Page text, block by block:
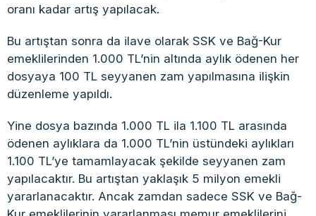
oranı kadar artış yapılacak.
Bu artıştan sonra da ilave olarak SSK ve Bağ-Kur
emeklilerinden 1.000 TL’nin altında aylık ödenen her
dosyaya 100 TL seyyanen zam yapılmasına ilişkin
düzenleme yapıldı.
Yine dosya bazında 1.000 TL ila 1.100 TL arasında
ödenen aylıklara da 1.000 TL’nin üstündeki aylıkları
1.100 TL’ye tamamlayacak şekilde seyyanen zam
yapılacaktır. Bu artıştan yaklaşık 5 milyon emekli
yararlanacaktır. Ancak zamdan sadece SSK ve Bağ-